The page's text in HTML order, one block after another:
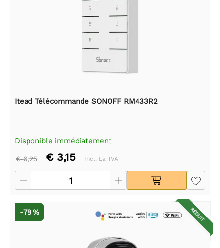
Itead Télécommande SONOFF RM433R2
Disponible immédiatement
€ 6,25 € 3,15 Incl. La TVA
RÉDUIT
-78 %